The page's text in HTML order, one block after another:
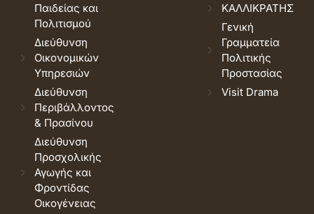
Παιδείας και
Πολιτισμού
Διεύθυνση
Οικονομικών
Υπηρεσιών
Διεύθυνση
Περιβάλλοντος
& Πρασίνου
Διεύθυνση
Προσχολικής
Αγωγής και
Φροντίδας
Οικογένειας
ΚΑΛΛΙΚΡΑΤΗΣ
Γενική
Γραμματεία
Πολιτικής
Προστασίας
Visit Drama